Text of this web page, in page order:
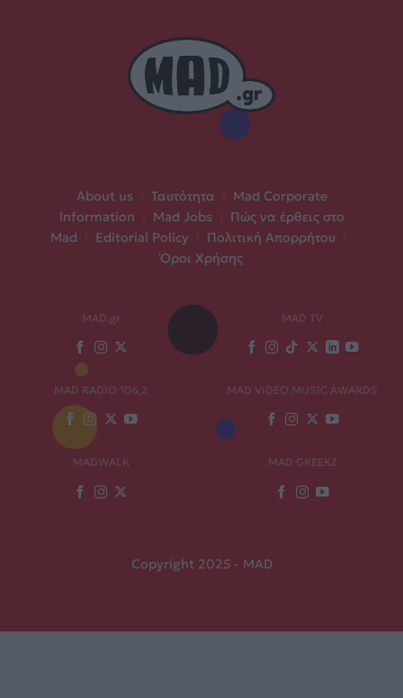
About us Ταυτότητα
Mad Corporate
Information
Mad Jobs
Πώς να έρθεις στο
Mad
Editorial Policy Πολιτική Απορρήτου
Όροι Χρήσης
MAD.gr MAD TV
MAD RADIO 106,2 MAD VIDEO MUSIC AWARDS
MADWALK MAD GREEKZ
Copyright 2025 - MAD